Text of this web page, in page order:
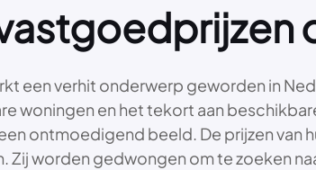
een verhit onderwerp geworden in
woningen en het tekort aan
ontmoedigend beeld. De prijzen van
worden gedwongen om te zoeken